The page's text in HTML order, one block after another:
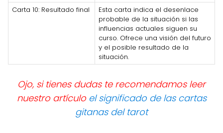
Carta 10: Resultado final
Esta carta indica el desenlace
probable de la situación si las
influencias actuales siguen su
curso. Ofrece una visión del futuro
y el posible resultado de la
situación.
Ojo, si tienes dudas te recomendamos leer
nuestro artículo el significado de las cartas
gitanas del tarot